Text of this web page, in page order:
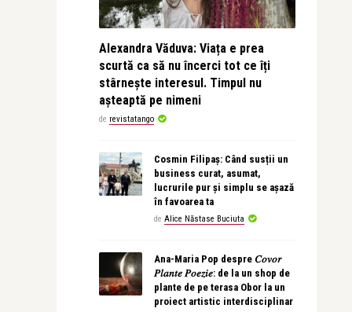
Alexandra Văduva: Viața e prea
scurtă ca să nu încerci tot ce îți
stârnește interesul. Timpul nu
așteaptă pe nimeni
de revistatango
Cosmin Filipaș: Când susții un
business curat, asumat,
lucrurile pur și simplu se așază
în favoarea ta
de Alice Năstase Buciuta
Ana-Maria Pop despre 𝐶𝑜𝑣𝑜𝑟
𝑃𝑙𝑎𝑛𝑡𝑒 𝑃𝑜𝑒𝑧𝑖𝑒: de la un shop de
plante de pe terasa Obor la un
proiect artistic interdisciplinar